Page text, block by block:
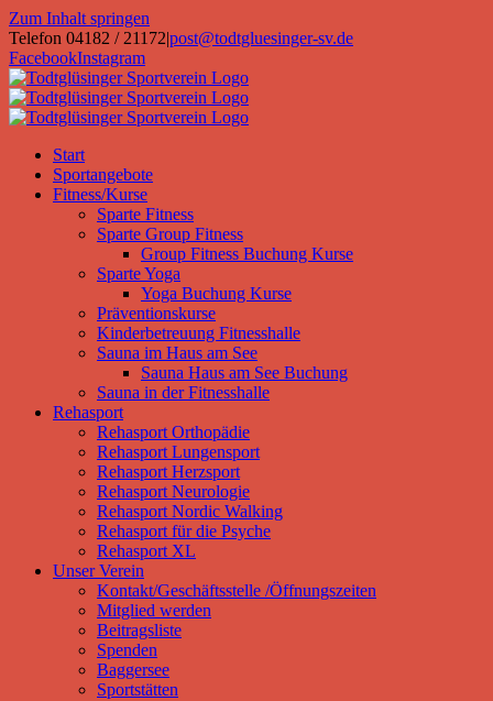
Zum Inhalt springen
Telefon 04182 / 21172|post@todtgluesinger-sv.de
FacebookInstagram
Start
Sportangebote
Fitness/Kurse
Sparte Fitness
Sparte Group Fitness
Group Fitness Buchung Kurse
Sparte Yoga
Yoga Buchung Kurse
Präventionskurse
Kinderbetreuung Fitnesshalle
Sauna im Haus am See
Sauna Haus am See Buchung
Sauna in der Fitnesshalle
Rehasport
Rehasport Orthopädie
Rehasport Lungensport
Rehasport Herzsport
Rehasport Neurologie
Rehasport Nordic Walking
Rehasport für die Psyche
Rehasport XL
Unser Verein
Kontakt/Geschäftsstelle /Öffnungszeiten
Mitglied werden
Beitragsliste
Spenden
Baggersee
Sportstätten